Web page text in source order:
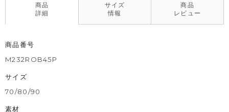
商品
詳細
サイズ
情報
商品
レビュー
商品番号
M232ROB45P
サイズ
70/80/90
素材